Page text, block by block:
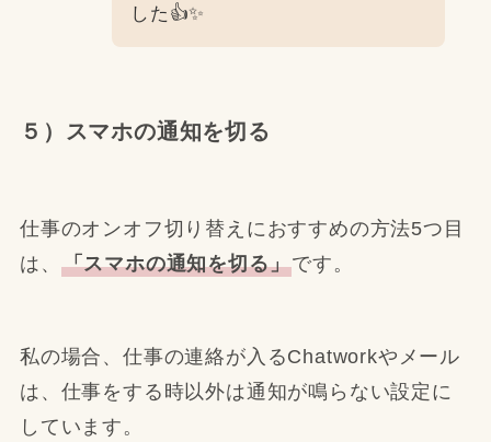
した👍✨
５）スマホの通知を切る
仕事のオンオフ切り替えにおすすめの方法5つ目
は、 「スマホの通知を切る」です。
私の場合、仕事の連絡が入るChatworkやメール
は、仕事をする時以外は通知が鳴らない設定に
しています。